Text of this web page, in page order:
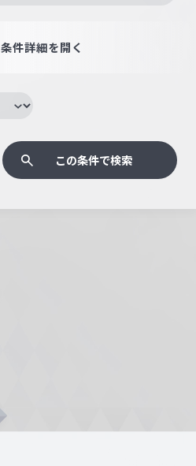
条件詳細を開く
この条件で検索